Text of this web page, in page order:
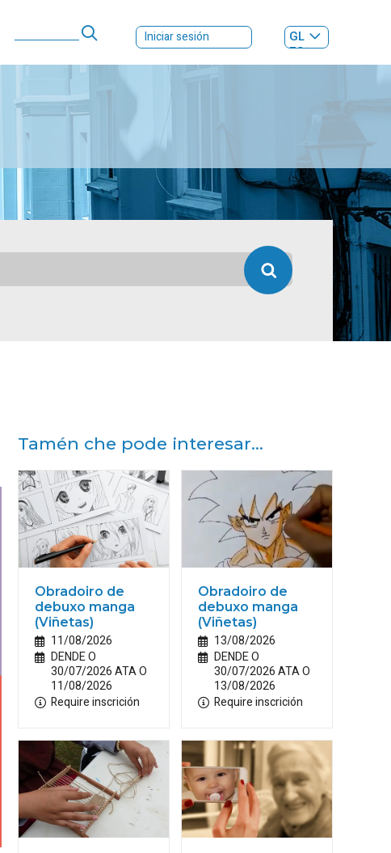
Iniciar sesión
GL
ES|
Tamén che pode interesar...
Obradoiro de
debuxo manga
(Viñetas)
11/08/2026
DENDE O
30/07/2026 ATA O
11/08/2026
Require inscrición
Obradoiro de
debuxo manga
(Viñetas)
13/08/2026
DENDE O
30/07/2026 ATA O
13/08/2026
Require inscrición